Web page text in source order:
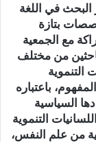
في اللغة
بتازة
مع الجمعية
من مختلف
التنموية
باعتباره
السياسية
التنموية
من علم النفس،